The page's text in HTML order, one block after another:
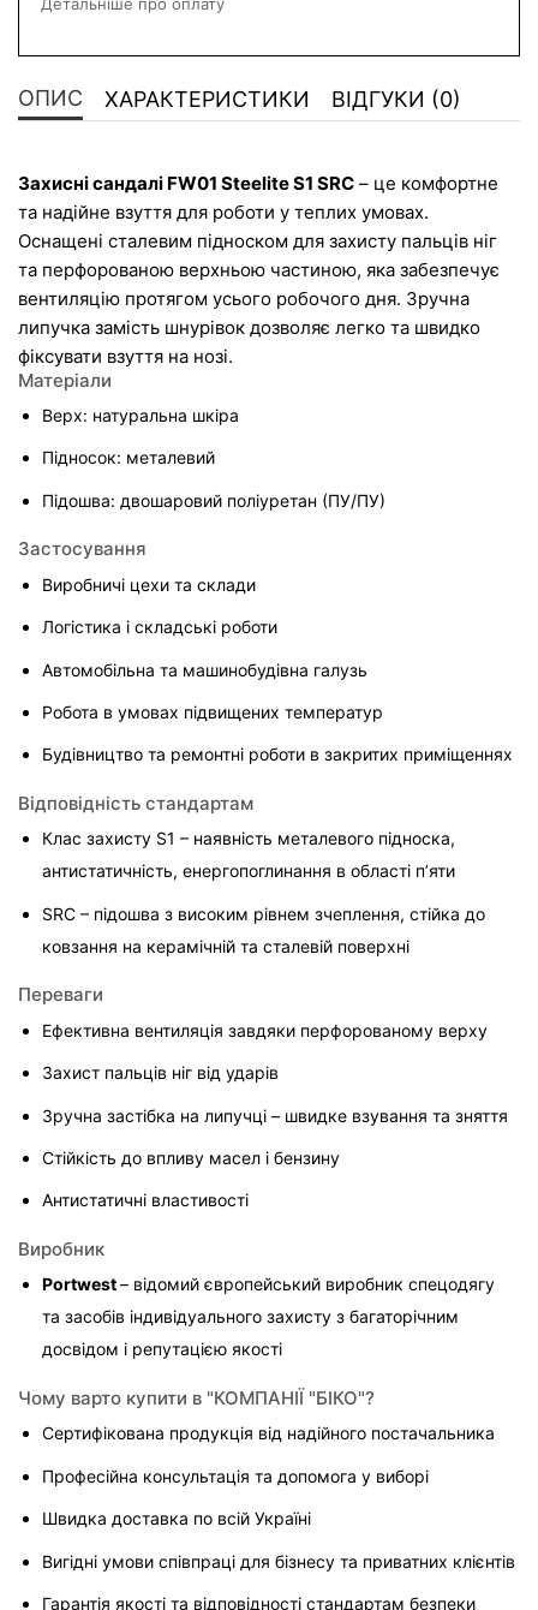
ОПИС ХАРАКТЕРИСТИКИ ВІДГУКИ (0)
Захисні сандалі FW01 Steelite S1 SRC – це комфортне
та надійне взуття для роботи у теплих умовах.
Оснащені сталевим підноском для захисту пальців ніг
та перфорованою верхньою частиною, яка забезпечує
вентиляцію протягом усього робочого дня. Зручна
липучка замість шнурівок дозволяє легко та швидко
фіксувати взуття на нозі.
Матеріали
Верх: натуральна шкіра
Підносок: металевий
Підошва: двошаровий поліуретан (ПУ/ПУ)
Застосування
Виробничі цехи та склади
Логістика і складські роботи
Автомобільна та машинобудівна галузь
Робота в умовах підвищених температур
Будівництво та ремонтні роботи в закритих приміщеннях
Відповідність стандартам
Клас захисту S1 – наявність металевого підноска,
антистатичність, енергопоглинання в області п’яти
SRC – підошва з високим рівнем зчеплення, стійка до
ковзання на керамічній та сталевій поверхні
Переваги
Ефективна вентиляція завдяки перфорованому верху
Захист пальців ніг від ударів
Зручна застібка на липучці – швидке взування та зняття
Стійкість до впливу масел і бензину
Антистатичні властивості
Виробник
Portwest – відомий європейський виробник спецодягу
та засобів індивідуального захисту з багаторічним
досвідом і репутацією якості
Чому варто купити в "КОМПАНІЇ "БІКО"?
Сертифікована продукція від надійного постачальника
Професійна консультація та допомога у виборі
Швидка доставка по всій Україні
Вигідні умови співпраці для бізнесу та приватних клієнтів
Гарантія якості та відповідності стандартам безпеки